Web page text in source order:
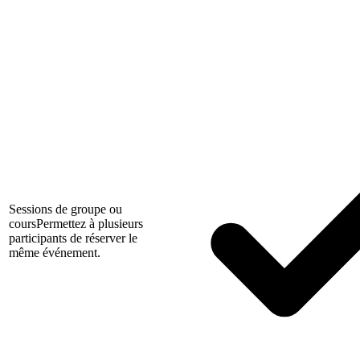
Sessions de groupe ou
coursPermettez à plusieurs
participants de réserver le
même événement.